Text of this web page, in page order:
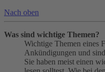
Nach oben
Was sind wichtige Themen?
Wichtige Themen eines
Ankündigungen und
Sie haben meist einen